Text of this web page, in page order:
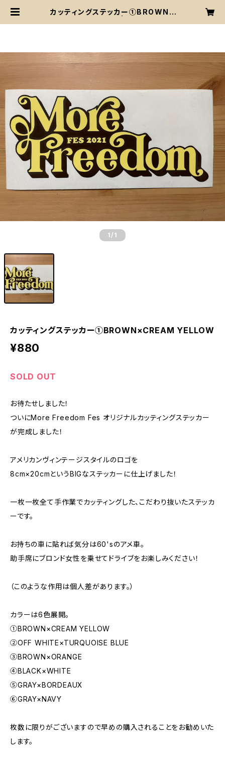
カッティングステッカー①BROWN×
1 /1
カッティングステッカー①BROWN×CREAM YELLOW
¥880
SOLD OUT
お待たせしました！
ついにMore Freedom Fes オリジナルカッティングステッカー
が完成しました！
アメリカンヴィンテージスタイルのロゴを
8cm×20cmというBIGなステッカーに仕上げました！
一枚一枚全て手作業でカッティングした、こだわり抜いたステッカ
ーです。
お持ちの車に貼れば気分は60'sのアメ車。
助手席にブロンド女性を乗せてドライブをお楽しみください！
（このような作用は個人差があります。）
カラーは6色展開。
①BROWN×CREAM YELLOW
②OFF WHITE×TURQUOISE BLUE
③BROWN×ORANGE
④BLACK×WHITE
⑤GRAY×BORDEAUX
⑥GRAY×NAVY
枚数に限りがございますので早めの購入されることをお勧めいた
します。